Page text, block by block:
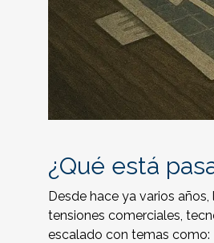
¿Qué está
Desde hace ya varios
tensiones comerciales,
escalado con temas como: